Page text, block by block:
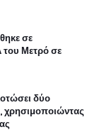
σε
του Μετρό σε
δύο
χρησιμοποιώντας